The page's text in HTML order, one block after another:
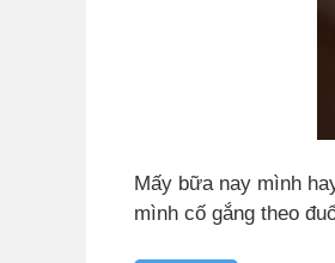
Mấy bữa nay mình
mình cố gắng theo